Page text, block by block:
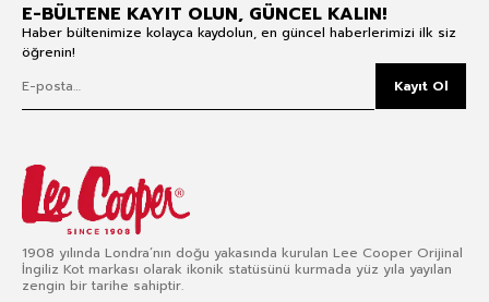
E-BÜLTENE KAYIT OLUN, GÜNCEL KALIN!
Haber bültenimize kolayca kaydolun, en güncel haberlerimizi ilk siz
öğrenin!
Kayıt Ol
1908 yılında Londra’nın doğu yakasında kurulan Lee Cooper Orijinal
İngiliz Kot markası olarak ikonik statüsünü kurmada yüz yıla yayılan
zengin bir tarihe sahiptir.